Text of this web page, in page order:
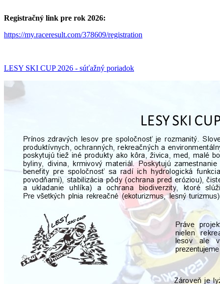
Registračný link pre rok 2026:
https://my.raceresult.com/378609/registration
LESY SKI CUP 2026 - súťažný poriadok